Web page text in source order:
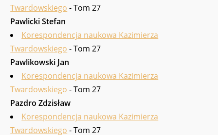
Twardowskiego - Tom 27
Pawlicki Stefan
Korespondencja naukowa Kazimierza
Twardowskiego - Tom 27
Pawlikowski Jan
Korespondencja naukowa Kazimierza
Twardowskiego - Tom 27
Pazdro Zdzisław
Korespondencja naukowa Kazimierza
Twardowskiego - Tom 27